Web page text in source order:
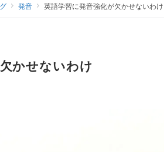
発音 英語学習に発音強化が欠かせないわけ
かせないわけ